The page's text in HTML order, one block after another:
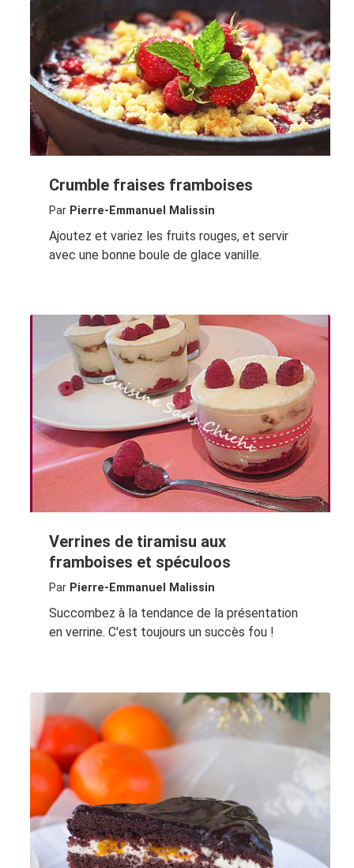
Crumble fraises framboises
Par Pierre-Emmanuel Malissin
Ajoutez et variez les fruits rouges, et servir
avec une bonne boule de glace vanille.
Verrines de tiramisu aux
framboises et spéculoos
Par Pierre-Emmanuel Malissin
Succombez à la tendance de la présentation
en verrine. C'est toujours un succès fou !